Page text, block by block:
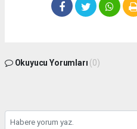
Okuyucu Yorumları (0)